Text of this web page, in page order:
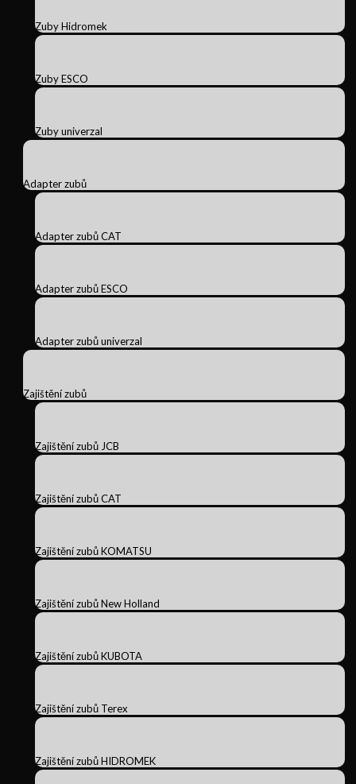
Zuby Hidromek
Zuby ESCO
Zuby univerzal
Adapter zubů
Adapter zubů CAT
Adapter zubů ESCO
Adapter zubů univerzal
Zajištění zubů
Zajištění zubů JCB
Zajištění zubů CAT
Zajištění zubů KOMATSU
Zajištění zubů New Holland
Zajištění zubů KUBOTA
Zajištění zubů Terex
Zajištění zubů HIDROMEK